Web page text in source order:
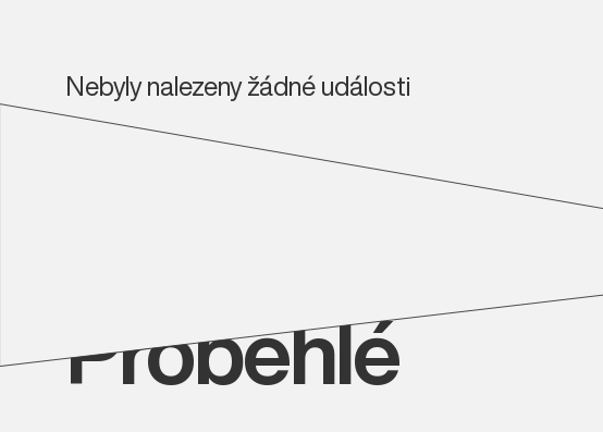
Nebyly nalezeny žádné události
Proběhlé